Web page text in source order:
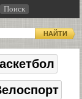
Поиск
НАЙТИ